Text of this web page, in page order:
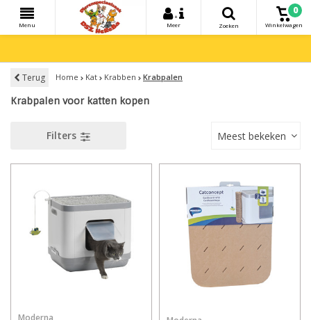
Menu
+
Meer
Zoeken
0
Winkelwagen
Terug Home Kat Krabben Krabpalen
Krabpalen voor katten kopen
Filters Meest bekeken
Moderna